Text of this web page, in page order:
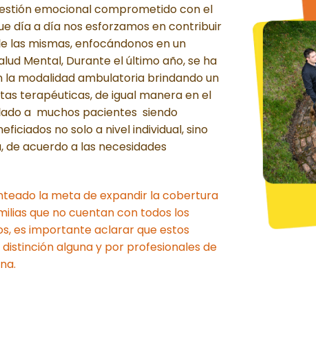
emocional comprometido con el
día a día nos esforzamos en contribuir
las mismas, enfocándonos en un
Mental, Durante el último año, se ha
modalidad ambulatoria brindando un
terapéuticas, de igual manera en el
a muchos pacientes siendo
no solo a nivel individual, sino
acuerdo a las necesidades
la meta de expandir la cobertura
que no cuentan con todos los
es importante aclarar que estos
alguna y por profesionales de